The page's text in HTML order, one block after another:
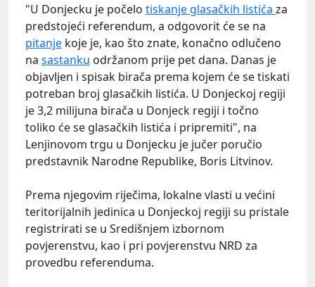
"U Donjecku je počelo tiskanje glasačkih listića za
predstojeći referendum, a odgovorit će se na
pitanje koje je, kao što znate, konačno odlučeno
na sastanku održanom prije pet dana. Danas je
objavljen i spisak birača prema kojem će se tiskati
potreban broj glasačkih listića. U Donjeckoj regiji
je 3,2 milijuna birača u Donjeck regiji i točno
toliko će se glasačkih listića i pripremiti", na
Lenjinovom trgu u Donjecku je jučer poručio
predstavnik Narodne Republike, Boris Litvinov.
Prema njegovim riječima, lokalne vlasti u većini
teritorijalnih jedinica u Donjeckoj regiji su pristale
registrirati se u Središnjem izbornom
povjerenstvu, kao i pri povjerenstvu NRD za
provedbu referenduma.